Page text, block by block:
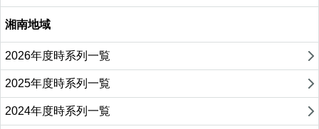
湘南地域
2026年度時系列一覧
2025年度時系列一覧
2024年度時系列一覧